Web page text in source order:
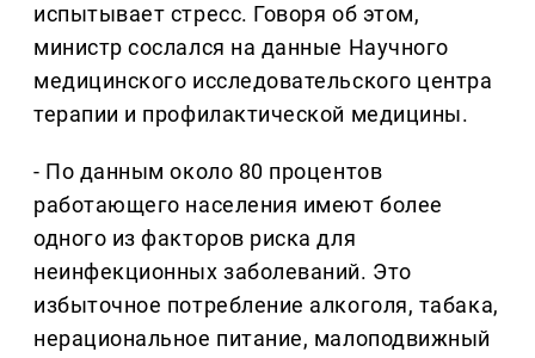
испытывает стресс. Говоря об этом,
министр сослался на данные Научного
медицинского исследовательского центра
терапии и профилактической медицины.
- По данным около 80 процентов
работающего населения имеют более
одного из факторов риска для
неинфекционных заболеваний. Это
избыточное потребление алкоголя, табака,
нерациональное питание, малоподвижный